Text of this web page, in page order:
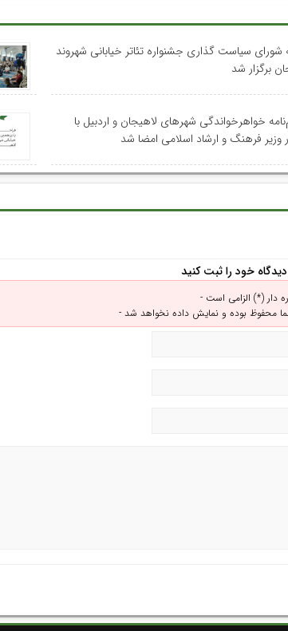
سیاست گذاری جشنواره تئاتر خیابانی شهروند
برگزار شد
خواهرخواندگی شهرهای لاهیجان و اردبیل با
فرهنگ و ارشاد اسلامی امضا شد
خود را ثبت کنید
دار (*) الزامی است -
محفوظ بوده و نمایش داده نخواهد شد -